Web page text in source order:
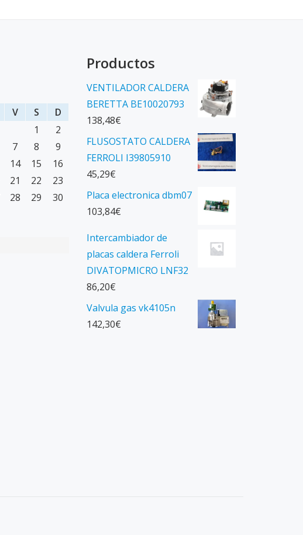
V S
D
1
2
7 8
9
14 15
16
21 22
23
28 29
30
Productos
VENTILADOR CALDERA
BERETTA BE10020793
138,48€
FLUSOSTATO CALDERA
FERROLI I39805910
45,29€
Placa electronica dbm07
103,84€
Intercambiador de
placas caldera Ferroli
DIVATOPMICRO LNF32
86,20€
Valvula gas vk4105n
142,30€